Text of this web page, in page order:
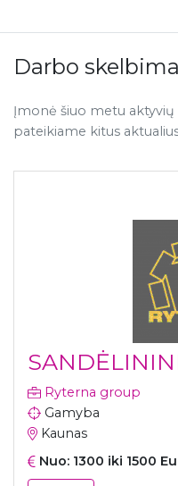
Darbo
Įmonė šiuo metu
pateikiame kitus
Ryterna group
Gamyba
Kaunas
Nuo: 1300 iki 1500